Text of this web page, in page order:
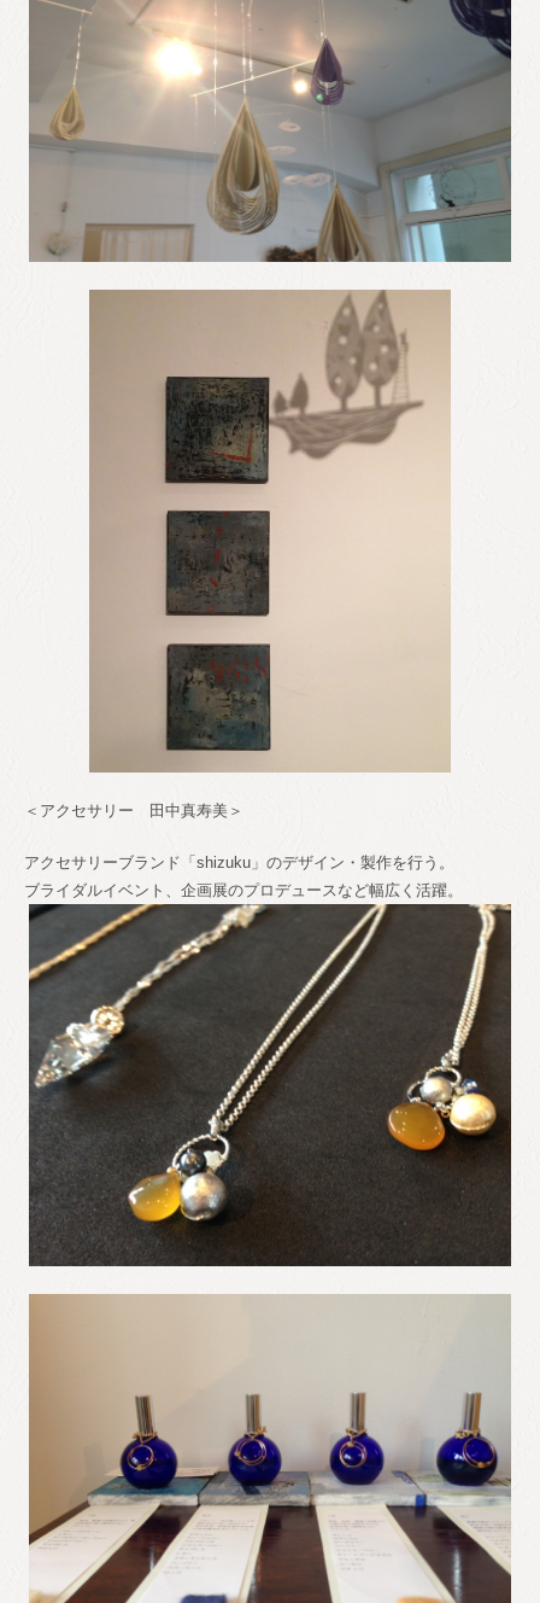
＜アクセサリー 田中真寿美＞
アクセサリーブランド「shizuku」のデザイン・製作を行う。
ブライダルイベント、企画展のプロデュースなど幅広く活躍。